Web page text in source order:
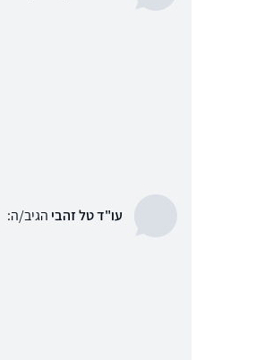
עו"ד טל זהבי הגיב/ה: